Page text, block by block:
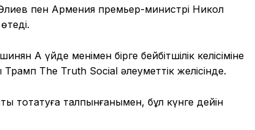
пен Армения премьер-министрі Никол
Ақ үйде менімен бірге бейбітшілік келісіміне
Трамп The Truth Social әлеуметтік желісінде.
талпынғанымен, бұл күнге дейін